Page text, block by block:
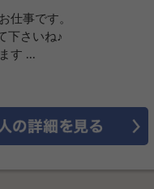
仕事です。
下さいね♪
す ...